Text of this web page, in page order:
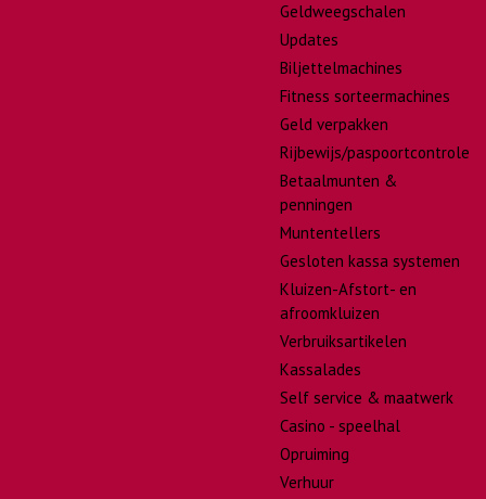
Geldweegschalen
Updates
Biljettelmachines
Fitness sorteermachines
Geld verpakken
Rijbewijs/paspoortcontrole
Betaalmunten &
penningen
Muntentellers
Gesloten kassa systemen
Kluizen-Afstort- en
afroomkluizen
Verbruiksartikelen
Kassalades
Self service & maatwerk
Casino - speelhal
Opruiming
Verhuur